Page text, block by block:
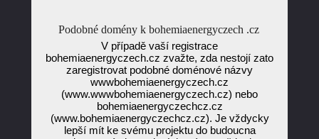
Podobné domény k bohemiaenergyczech .cz
V případě vaší registrace
bohemiaenergyczech.cz zvažte, zda nestojí zato
zaregistrovat podobné doménové názvy
wwwbohemiaenergyczech.cz
(www.wwwbohemiaenergyczech.cz) nebo
bohemiaenergyczechcz.cz
(www.bohemiaenergyczechcz.cz). Je vždycky
lepší mít ke svému projektu do budoucna